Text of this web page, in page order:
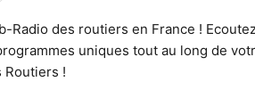
Radio des routiers en France !
uniques tout au long de
Routiers !